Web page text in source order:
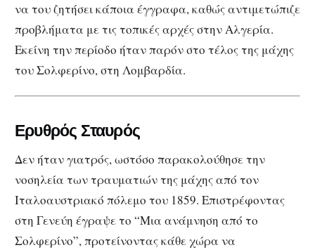
να του ζητήσει κάποια έγγραφα, καθώς αντιμετώπιζε
προβλήματα με τις τοπικές αρχές στην Αλγερία.
Εκείνη την περίοδο ήταν παρόν στο τέλος της μάχης
του Σολφερίνο, στη Λομβαρδία.
Ερυθρός Σταυρός
Δεν ήταν γιατρός, ωστόσο παρακολούθησε την
νοσηλεία των τραυματιών της μάχης από τον
Ιταλοαυστριακό πόλεμο του 1859. Επιστρέφοντας
στη Γενεύη έγραψε το “Μια ανάμνηση από το
Σολφερίνο”, προτείνοντας κάθε χώρα να